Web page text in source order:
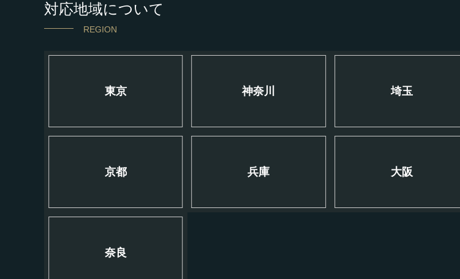
対応地域について
REGION
東京 神奈川 埼玉
京都 兵庫 大阪
奈良